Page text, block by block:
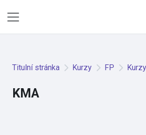
Titulní stránka Kurzy FP
KMA